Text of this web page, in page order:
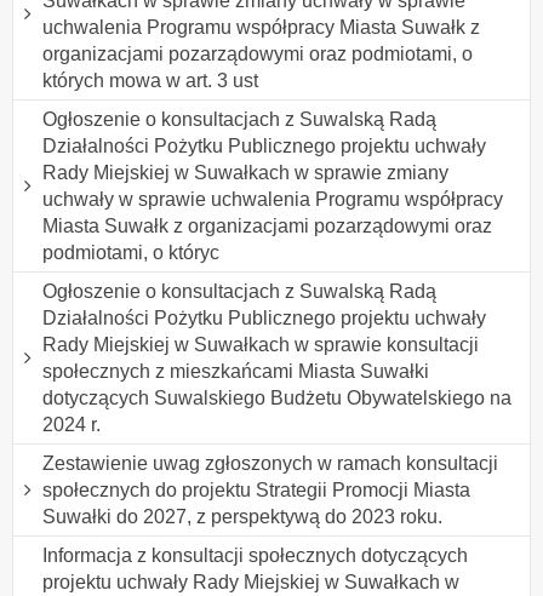
uchwalenia Programu współpracy Miasta Suwałk z
organizacjami pozarządowymi oraz podmiotami, o
których mowa w art. 3 ust
Ogłoszenie o konsultacjach z Suwalską Radą
Działalności Pożytku Publicznego projektu uchwały
Rady Miejskiej w Suwałkach w sprawie zmiany
uchwały w sprawie uchwalenia Programu współpracy
Miasta Suwałk z organizacjami pozarządowymi oraz
podmiotami, o któryc
Ogłoszenie o konsultacjach z Suwalską Radą
Działalności Pożytku Publicznego projektu uchwały
Rady Miejskiej w Suwałkach w sprawie konsultacji
społecznych z mieszkańcami Miasta Suwałki
dotyczących Suwalskiego Budżetu Obywatelskiego na
2024 r.
Zestawienie uwag zgłoszonych w ramach konsultacji
społecznych do projektu Strategii Promocji Miasta
Suwałki do 2027, z perspektywą do 2023 roku.
Informacja z konsultacji społecznych dotyczących
projektu uchwały Rady Miejskiej w Suwałkach w